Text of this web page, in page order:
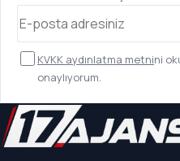
KVKK aydınlatma metnini
onaylıyorum.